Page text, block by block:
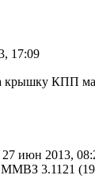
17:09
крышку КПП
27 июн 2013,
3.1121